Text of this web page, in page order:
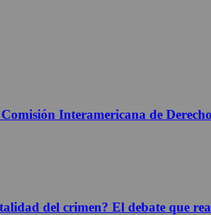
Interamericana de
del crimen? El debate que